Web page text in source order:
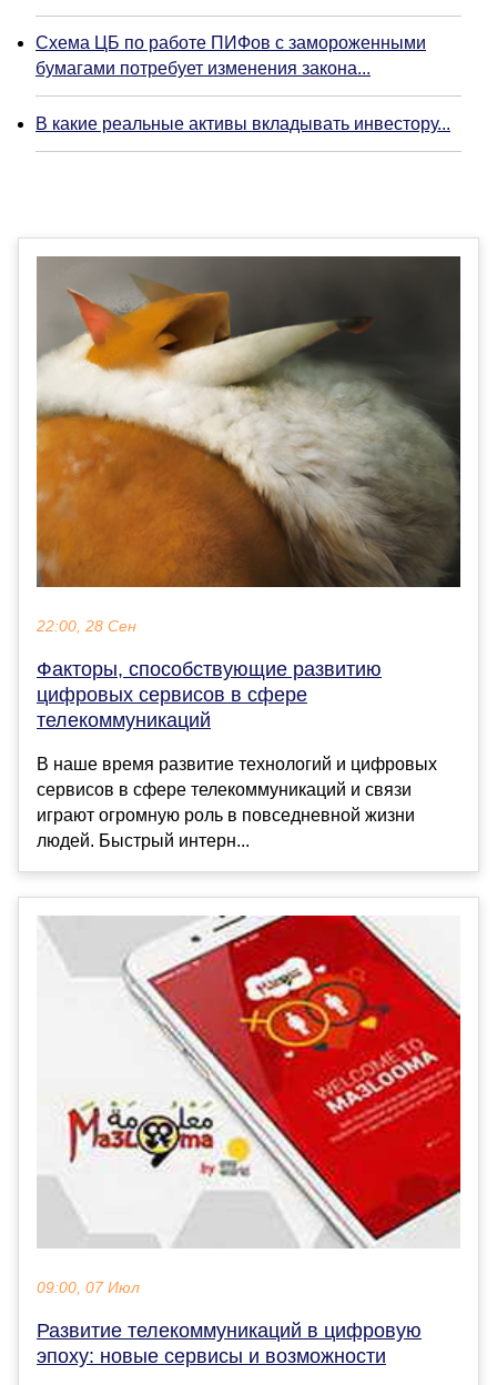
Схема ЦБ по работе ПИФов с замороженными
бумагами потребует изменения закона...
В какие реальные активы вкладывать инвестору...
22:00, 28 Сен
Факторы, способствующие развитию
цифровых сервисов в сфере
телекоммуникаций
В наше время развитие технологий и цифровых
сервисов в сфере телекоммуникаций и связи
играют огромную роль в повседневной жизни
людей. Быстрый интерн...
09:00, 07 Июл
Развитие телекоммуникаций в цифровую
эпоху: новые сервисы и возможности